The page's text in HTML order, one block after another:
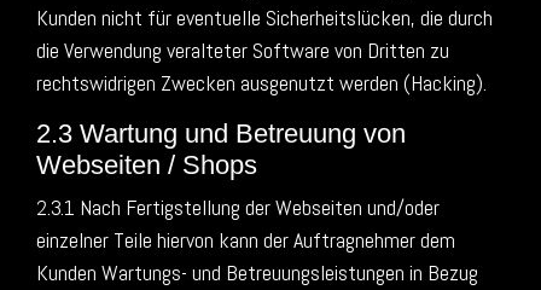
Kunden nicht für eventuelle Sicherheitslücken, die durch
die Verwendung veralteter Software von Dritten zu
rechtswidrigen Zwecken ausgenutzt werden (Hacking).
2.3 Wartung und Betreuung von
Webseiten / Shops
2.3.1 Nach Fertigstellung der Webseiten und/oder
einzelner Teile hiervon kann der Auftragnehmer dem
Kunden Wartungs- und Betreuungsleistungen in Bezug